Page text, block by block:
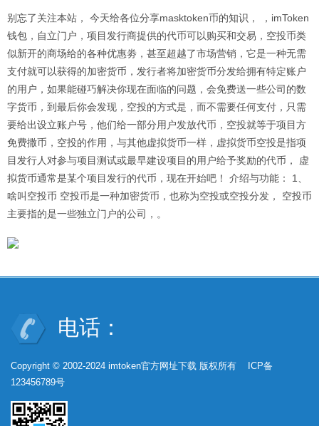
别忘了关注本站， 今天给各位分享masktoken币的知识， ，imToken
钱包，自立门户，项目发行商提供的代币可以购买和交易，空投币类
似新开的商场给的各种优惠劵，甚至超越了市场营销，它是一种无需
支付就可以获得的加密货币，发行者将加密货币分发给拥有特定账户
的用户，如果能碰巧解决你现在面临的问题，会免费送一些公司的数
字货币，到最后你会发现，空投的方式是，而不需要任何支付，只需
要给出设立账户号，他们给一部分用户发放代币，空投就等于项目方
免费撒币，空投的作用，与其他虚拟货币一样，虚拟货币空投是指项
目发行人对参与项目测试或最早建设项目的用户给予奖励的代币， 虚
拟货币通常是某个项目发行的代币，现在开始吧！ 介绍与功能： 1、
啥叫空投币 空投币是一种加密货币，也称为空投或空投分发， 空投币
主要指的是一些独立门户的公司，。
电话：
Copyright © 2002-2024 imtoken官方网址下载 版权所有 ICP备
123456789号